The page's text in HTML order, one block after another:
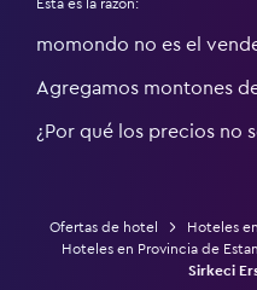
Esta es la razón:
momondo no es el
Agregamos montones
¿Por qué los precios no
Ofertas de hotel Hoteles
Hoteles en Provincia de
Sirkeci